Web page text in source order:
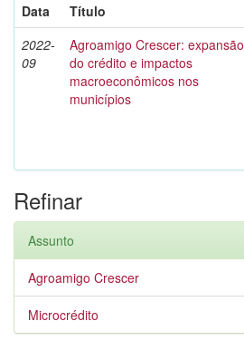
Data
Título
2022-
09
Agroamigo Crescer: expansão
do crédito e impactos
macroeconômicos nos
municípios
Refinar
Assunto
Agroamigo Crescer
Microcrédito